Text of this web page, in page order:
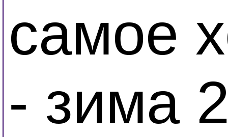
самое
- зима